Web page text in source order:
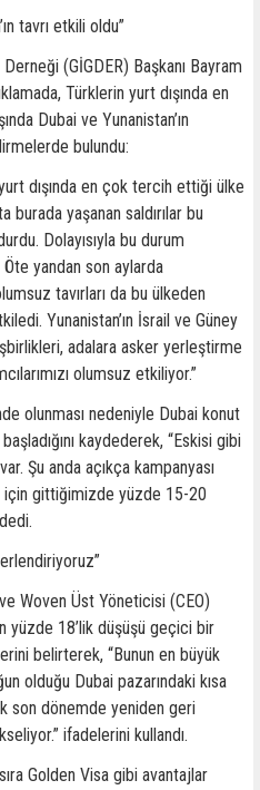
tavrı etkili oldu”
(GİGDER) Başkanı Bayram
Türklerin yurt dışında en
Dubai ve Yunanistan’ın
bulundu:
dışında en çok tercih ettiği ülke
burada yaşanan saldırılar bu
Dolayısıyla bu durum
Öte yandan son aylarda
tavırları da bu ülkeden
Yunanistan’ın İsrail ve Güney
adalara asker yerleştirme
olumsuz etkiliyor.”
olunması nedeniyle Dubai konut
kaydederek, “Eskisi gibi
Şu anda açıkça kampanyası
için gittiğimizde yüzde 15-20
Woven Üst Yöneticisi (CEO)
yüzde 18’lik düşüşü geçici bir
belirterek, “Bunun en büyük
olduğu Dubai pazarındaki kısa
son dönemde yeniden geri
ifadelerini kullandı.
sıra Golden Visa gibi avantajlar